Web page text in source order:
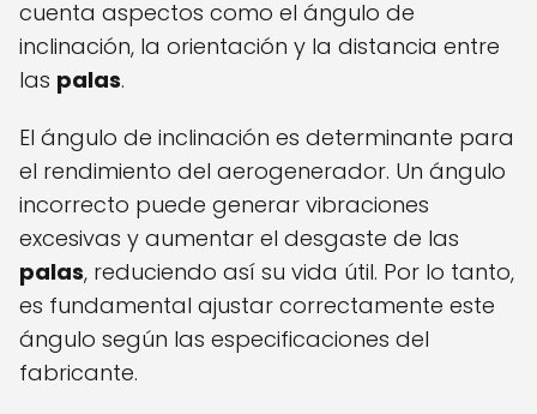
cuenta aspectos como el ángulo de
inclinación, la orientación y la distancia entre
las palas.
El ángulo de inclinación es determinante para
el rendimiento del aerogenerador. Un ángulo
incorrecto puede generar vibraciones
excesivas y aumentar el desgaste de las
palas, reduciendo así su vida útil. Por lo tanto,
es fundamental ajustar correctamente este
ángulo según las especificaciones del
fabricante.